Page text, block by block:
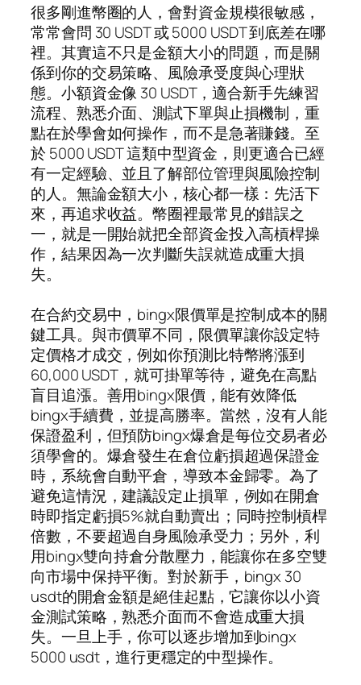
很多剛進幣圈的人，會對資金規模很敏感，
常常會問 30 USDT 或 5000 USDT 到底差在哪
裡。其實這不只是金額大小的問題，而是關
係到你的交易策略、風險承受度與心理狀
態。小額資金像 30 USDT，適合新手先練習
流程、熟悉介面、測試下單與止損機制，重
點在於學會如何操作，而不是急著賺錢。至
於 5000 USDT 這類中型資金，則更適合已經
有一定經驗、並且了解部位管理與風險控制
的人。無論金額大小，核心都一樣：先活下
來，再追求收益。幣圈裡最常見的錯誤之
一，就是一開始就把全部資金投入高槓桿操
作，結果因為一次判斷失誤就造成重大損
失。
在合約交易中，bingx限價單是控制成本的關
鍵工具。與市價單不同，限價單讓你設定特
定價格才成交，例如你預測比特幣將漲到
60,000 USDT，就可掛單等待，避免在高點
盲目追漲。善用bingx限價，能有效降低
bingx手續費，並提高勝率。當然，沒有人能
保證盈利，但預防bingx爆倉是每位交易者必
須學會的。爆倉發生在倉位虧損超過保證金
時，系統會自動平倉，導致本金歸零。為了
避免這情況，建議設定止損單，例如在開倉
時即指定虧損5%就自動賣出；同時控制槓桿
倍數，不要超過自身風險承受力；另外，利
用bingx雙向持倉分散壓力，能讓你在多空雙
向市場中保持平衡。對於新手，bingx 30
usdt的開倉金額是絕佳起點，它讓你以小資
金測試策略，熟悉介面而不會造成重大損
失。一旦上手，你可以逐步增加到bingx
5000 usdt，進行更穩定的中型操作。